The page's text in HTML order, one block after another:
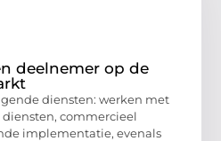
deelnemer op de
diensten: werken met
commercieel
implementatie, evenals